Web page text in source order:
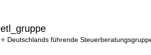
etl_gruppe
⭐ Deutschlands führende